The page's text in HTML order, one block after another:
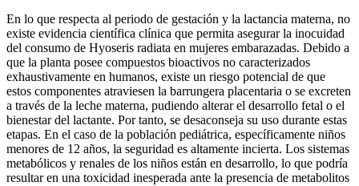
En lo que respecta al periodo de gestación y la lactancia materna, no
existe evidencia científica clínica que permita asegurar la inocuidad
del consumo de Hyoseris radiata en mujeres embarazadas. Debido a
que la planta posee compuestos bioactivos no caracterizados
exhaustivamente en humanos, existe un riesgo potencial de que
estos componentes atraviesen la barrungera placentaria o se excreten
a través de la leche materna, pudiendo alterar el desarrollo fetal o el
bienestar del lactante. Por tanto, se desaconseja su uso durante estas
etapas. En el caso de la población pediátrica, específicamente niños
menores de 12 años, la seguridad es altamente incierta. Los sistemas
metabólicos y renales de los niños están en desarrollo, lo que podría
resultar en una toxicidad inesperada ante la presencia de metabolitos